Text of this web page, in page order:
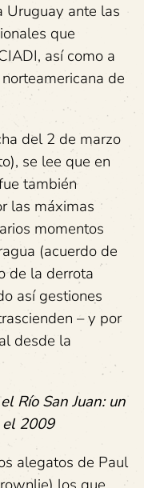
Uruguay ante las
que
así como a
de
del 2 de marzo
se lee que en
también
las máximas
momentos
(acuerdo de
de la derrota
así gestiones
– y por
desde la
Río San Juan: un
2009
alegatos de Paul